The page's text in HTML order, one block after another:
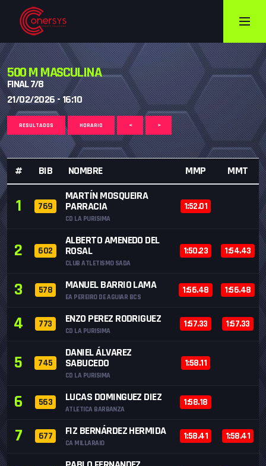
500 M MASCULINA
FINAL 7/8
21/02/2026 - 16:10
RESULTADOS HORARIO < >
# BIB NOMBRE MMP MMT
1 769
MARTÍN MOSQUEIRA
PARRACIA
CD LA PURISIMA
1:52.01
2 602
ALBERTO AMENEDO DEL
ROSAL
CLUB ATLETISMO SADA
1:50.23 1:54.43
3 578 MANUEL BARRIO LAMA
EA PEREIRO DE AGUIAR BCS
1:56.48 1:56.48
4 773 ENZO PEREZ RODRIGUEZ
CD LA PURISIMA
1:57.33 1:57.33
5 745
DANIEL ÁLVAREZ
SABUCEDO
CD LA PURISIMA
1:58.11
6 563 LUCAS DOMINGUEZ DIEZ
ATLETICA BARBANZA
1:58.18
7 677 FIZ BERNÁRDEZ HERMIDA
CA MILLARAIO
1:58.41 1:58.41